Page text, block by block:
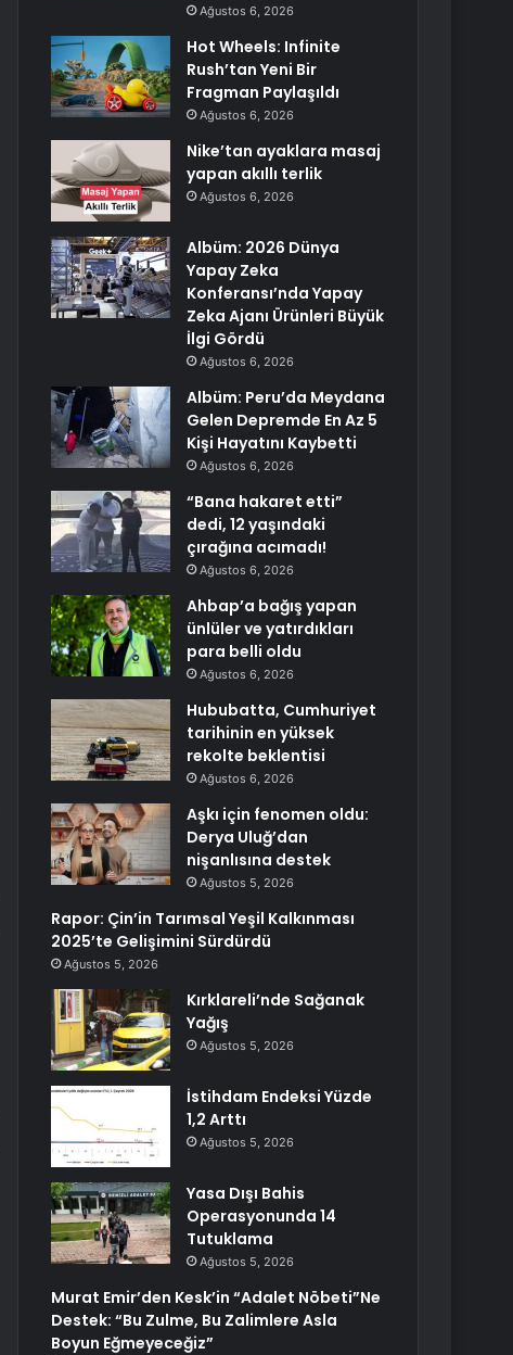
Ağustos 6, 2026
Hot Wheels: Infinite
Rush’tan Yeni Bir
Fragman Paylaşıldı
Ağustos 6, 2026
Nike’tan ayaklara masaj
yapan akıllı terlik
Ağustos 6, 2026
Albüm: 2026 Dünya
Yapay Zeka
Konferansı’nda Yapay
Zeka Ajanı Ürünleri Büyük
İlgi Gördü
Ağustos 6, 2026
Albüm: Peru’da Meydana
Gelen Depremde En Az 5
Kişi Hayatını Kaybetti
Ağustos 6, 2026
“Bana hakaret etti”
dedi, 12 yaşındaki
çırağına acımadı!
Ağustos 6, 2026
Ahbap’a bağış yapan
ünlüler ve yatırdıkları
para belli oldu
Ağustos 6, 2026
Hububatta, Cumhuriyet
tarihinin en yüksek
rekolte beklentisi
Ağustos 6, 2026
Aşkı için fenomen oldu:
Derya Uluğ’dan
nişanlısına destek
Ağustos 5, 2026
Rapor: Çin’in Tarımsal Yeşil Kalkınması
2025’te Gelişimini Sürdürdü
Ağustos 5, 2026
Kırklareli’nde Sağanak
Yağış
Ağustos 5, 2026
İstihdam Endeksi Yüzde
1,2 Arttı
Ağustos 5, 2026
Yasa Dışı Bahis
Operasyonunda 14
Tutuklama
Ağustos 5, 2026
Murat Emir’den Kesk’in “Adalet Nöbeti”Ne
Destek: “Bu Zulme, Bu Zalimlere Asla
Boyun Eğmeyeceğiz”